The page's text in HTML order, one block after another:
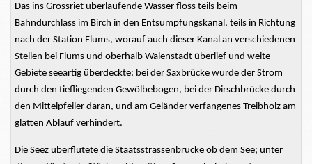
Das ins Grossriet überlaufende Wasser floss teils beim
Bahndurchlass im Birch in den Entsumpfungskanal, teils in Richtung
nach der Station Flums, worauf auch dieser Kanal an verschiedenen
Stellen bei Flums und oberhalb Walenstadt überlief und weite
Gebiete seeartig überdeckte: bei der Saxbrücke wurde der Strom
durch den tiefliegenden Gewölbebogen, bei der Dirschbrücke durch
den Mittelpfeiler daran, und am Geländer verfangenes Treibholz am
glatten Ablauf verhindert.
Die Seez überflutete die Staatsstrassenbrücke ob dem See; unter